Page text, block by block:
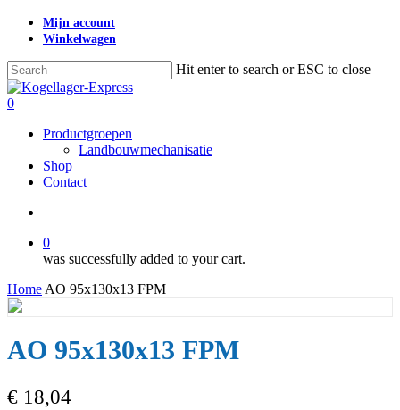
Skip
content
Mijn account
Winkelwagen
Hit enter to search or ESC to close
Close
Search
search
0
Productgroepen
Landbouwmechanisatie
Shop
Contact
0
was successfully added to your cart.
Home AO 95x130x13 FPM
AO 95x130x13 FPM
€ 18,04